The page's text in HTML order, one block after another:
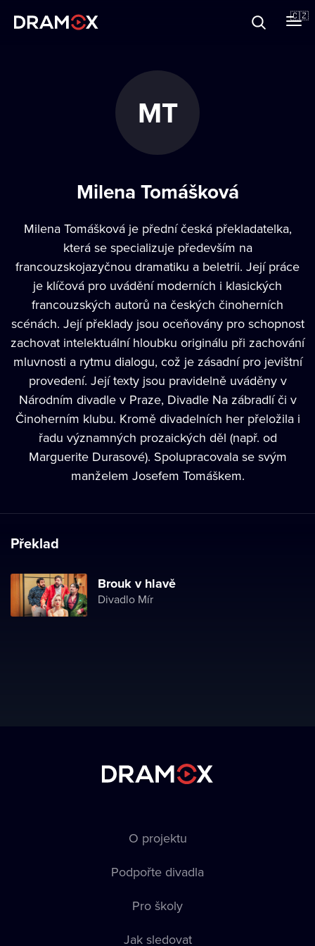
🇨🇿
MT
Milena Tomášková
Milena Tomášková je přední česká překladatelka,
která se specializuje především na
francouzskojazyčnou dramatiku a beletrii. Její práce
je klíčová pro uvádění moderních i klasických
francouzských autorů na českých činoherních
scénách. Její překlady jsou oceňovány pro schopnost
zachovat intelektuální hloubku originálu při zachování
mluvnosti a rytmu dialogu, což je zásadní pro jevištní
provedení. Její texty jsou pravidelně uváděny v
Národním divadle v Praze, Divadle Na zábradlí či v
Činoherním klubu. Kromě divadelních her přeložila i
řadu významných prozaických děl (např. od
Marguerite Durasové). Spolupracovala se svým
manželem Josefem Tomáškem.
Překlad
Brouk v hlavě
Divadlo Mír
O projektu
Podpořte divadla
Pro školy
Jak sledovat